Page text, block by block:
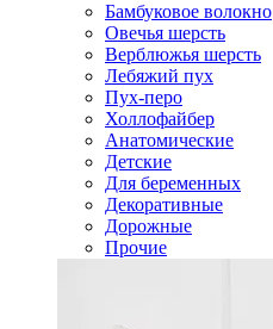
Бамбуковое волокно
Овечья шерсть
Верблюжья шерсть
Лебяжий пух
Пух-перо
Холлофайбер
Анатомические
Детские
Для беременных
Декоративные
Дорожные
Прочие